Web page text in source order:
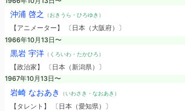
沖浦 啓之 （おきうら・ひろゆき）
【アニメーター】 〔日本（大阪府）〕
1966年10月13日〜
黒岩 宇洋（くろいわ・たかひろ）
【政治家】 〔日本（新潟県）〕
1967年10月13日〜
岩崎 なおあき （いわさき・なおあき）
【タレント】 〔日本（愛知県）〕